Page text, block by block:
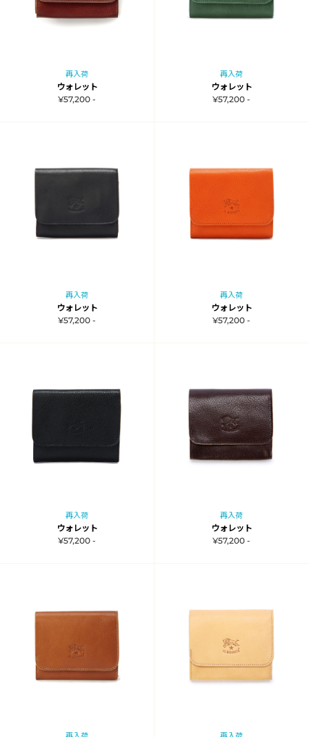
再入荷
ウォレット
¥57,200 -
再入荷
ウォレット
¥57,200 -
再入荷
ウォレット
¥57,200 -
再入荷
ウォレット
¥57,200 -
再入荷
ウォレット
¥57,200 -
再入荷
ウォレット
¥57,200 -